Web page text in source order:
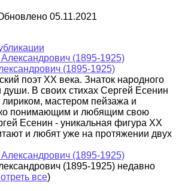
05.11.2021
(1895-1925)
поэт XX века. Знаток народного
души. В своих стихах Сергей Есенин
лириком, мастером пейзажа и
понимающим и любящим свою
Есенин - уникальная фигура XX
и любят уже на протяжении двух
(1895-1925) недавно
все)